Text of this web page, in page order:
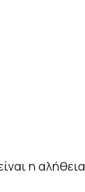
η αλήθεια